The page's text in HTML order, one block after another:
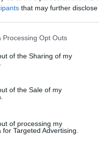
that may further
website/app uses one or
or usage behaviour. You
to Google and its third-party
specified purposes in
Processing Opt Outs
of the Sharing of my
of the Sale of my
of processing my
Targeted Advertising.
2026: tutte le modifiche